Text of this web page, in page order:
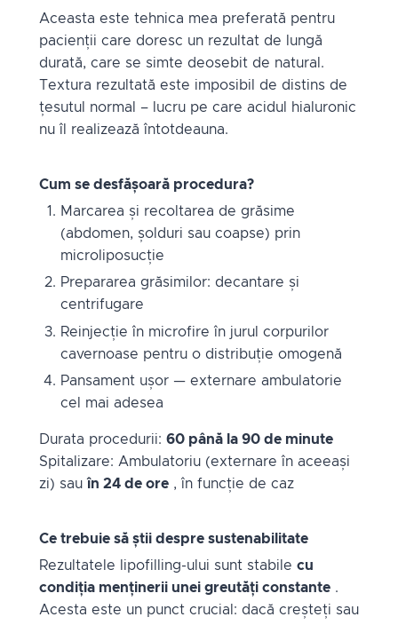
Aceasta este tehnica mea preferată pentru
pacienții care doresc un rezultat de lungă
durată, care se simte deosebit de natural.
Textura rezultată este imposibil de distins de
țesutul normal – lucru pe care acidul hialuronic
nu îl realizează întotdeauna.
Cum se desfășoară procedura?
Marcarea și recoltarea de grăsime
(abdomen, șolduri sau coapse) prin
microliposucție
Prepararea grăsimilor: decantare și
centrifugare
Reinjecție în microfire în jurul corpurilor
cavernoase pentru o distribuție omogenă
Pansament ușor — externare ambulatorie
cel mai adesea
Durata procedurii: 60 până la 90 de minute
Spitalizare: Ambulatoriu (externare în aceeași
zi) sauîn 24 de ore , în funcție de caz
Ce trebuie să știi despre sustenabilitate
Rezultatele lipofilling-ului sunt stabile cu
condiția menținerii unei greutăți constante .
Acesta este un punct crucial: dacă creșteți sau